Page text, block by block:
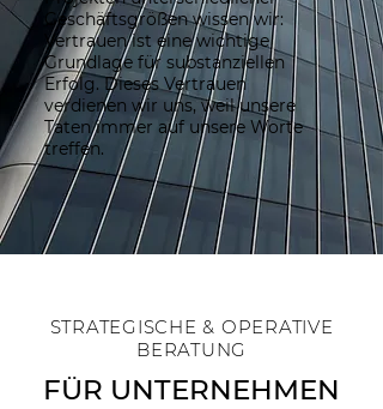
Geschäftsgrößen wissen wir:
Vertrauen ist eine wichtige
Grundlage für substanziellen
Erfolg. Dieses Vertrauen
verdienen wir uns, weil unsere
Taten immer auf unsere Worte
treffen.
STRATEGISCHE & OPERATIVE
BERATUNG
FÜR UNTERNEHMEN